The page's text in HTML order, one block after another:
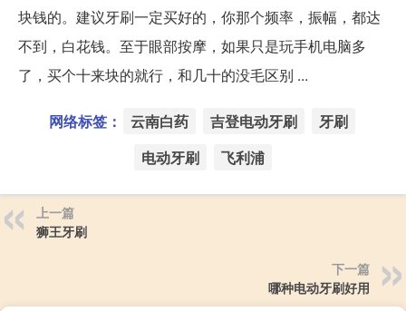
块钱的。建议牙刷一定买好的，你那个频率，振幅，都达
不到，白花钱。至于眼部按摩，如果只是玩手机电脑多
了，买个十来块的就行，和几十的没毛区别 ...
网络标签： 云南白药 吉登电动牙刷
牙刷
电动牙刷
飞利浦
上一篇
狮王牙刷
下一篇
哪种电动牙刷好用